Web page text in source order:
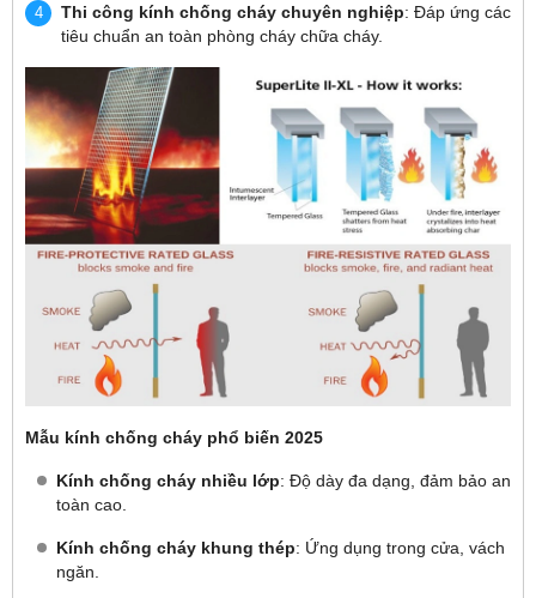
Thi công kính chống cháy chuyên nghiệp: Đáp ứng các
tiêu chuẩn an toàn phòng cháy chữa cháy.
Mẫu kính chống cháy phổ biến 2025
Kính chống cháy nhiều lớp: Độ dày đa dạng, đảm bảo an
toàn cao.
Kính chống cháy khung thép: Ứng dụng trong cửa, vách
ngăn.